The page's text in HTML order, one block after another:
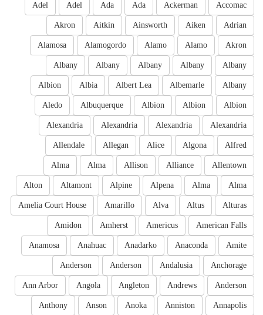
Accomac
Ackerman
Ada
Ada
Adel
Adel
Adrian
Aiken
Ainsworth
Aitkin
Akron
Akron
Alamo
Alamo
Alamogordo
Alamosa
Albany
Albany
Albany
Albany
Albany
Albany
Albemarle
Albert Lea
Albia
Albion
Albion
Albion
Albion
Albuquerque
Aledo
Alexandria
Alexandria
Alexandria
Alexandria
Alfred
Algona
Alice
Allegan
Allendale
Allentown
Alliance
Allison
Alma
Alma
Alma
Alma
Alpena
Alpine
Altamont
Alton
Alturas
Altus
Alva
Amarillo
Amelia Court House
American Falls
Americus
Amherst
Amidon
Amite
Anaconda
Anadarko
Anahuac
Anamosa
Anchorage
Andalusia
Anderson
Anderson
Anderson
Andrews
Angleton
Angola
Ann Arbor
Annapolis
Anniston
Anoka
Anson
Anthony